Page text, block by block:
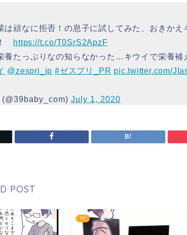
は頑なに拒否！の息子に試してみた、おきかえ
https://t.co/T0SrS2ApzF
養たっぷりなの知らなかった…キウイで栄養補
@zespri_jp #ゼスプリ_PR pic.twitter.com/
July 1, 2020
POST
PR